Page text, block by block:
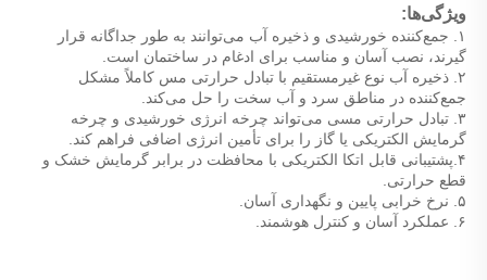
ویژگی‌ها:
گیرند، نصب آسان و مناسب برای ادغام در ساختمان است.
جمع‌کننده در مناطق سرد و آب سخت را حل می‌کند.
گرمایش الکتریکی یا گاز را برای تأمین انرژی اضافی فراهم کند.
قطع حرارتی.
۵. نرخ خرابی پایین و نگهداری آسان.
۶. عملکرد آسان و کنترل هوشمند.